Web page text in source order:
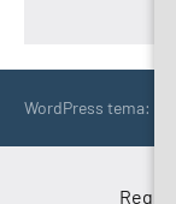
WordPress tema: